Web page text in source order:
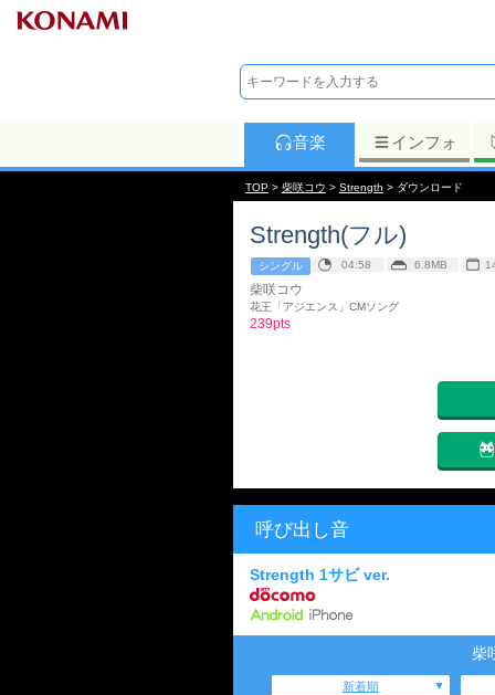
音楽 インフォ
TOP > 柴咲コウ > Strength > ダウンロード
Strength(フル)
シングル 04:58 6.8MB
柴咲コウ
花王「アジエンス」CMソング
239pts
呼び出し音
Strength 1サビ ver.
柴
新着順